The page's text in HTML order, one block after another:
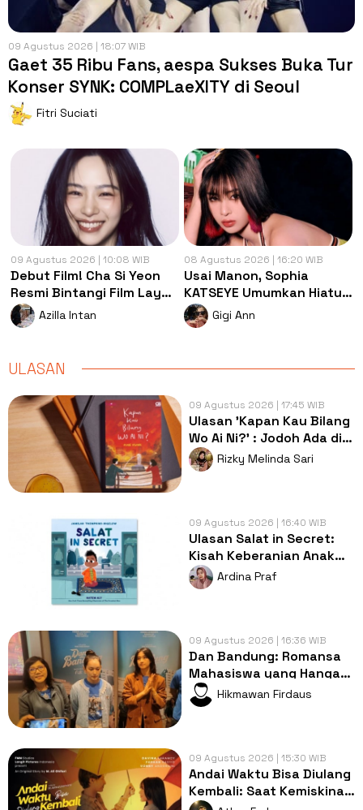
09 Agustus 2026 | 18:07 WIB
Gaet 35 Ribu Fans, aespa Sukses Buka Tur
Konser SYNK: COMPLaeXITY di Seoul
Fitri Suciati
09 Agustus 2026 | 10:08 WIB
Debut Film! Cha Si Yeon
Resmi Bintangi Film Layar
Lebar The Pinnacle
Azilla Intan
08 Agustus 2026 | 16:20 WIB
Usai Manon, Sophia
KATSEYE Umumkan Hiatus
Grup Demi Kesehatan
Mental
Gigi Ann
ULASAN
09 Agustus 2026 | 17:45 WIB
Ulasan 'Kapan Kau Bilang
Wo Ai Ni?' : Jodoh Ada di
Tangan Ibu dan Camer
Rizky Melinda Sari
09 Agustus 2026 | 16:40 WIB
Ulasan Salat in Secret:
Kisah Keberanian Anak
Muslim yang
Menginspirasi
Ardina Praf
09 Agustus 2026 | 16:36 WIB
Dan Bandung: Romansa
Mahasiswa yang Hangat
dengan Bumbu
Persahabatan yang
Hikmawan Firdaus
09 Agustus 2026 | 15:30 WIB
Andai Waktu Bisa Diulang
Kembali: Saat Kemiskinan